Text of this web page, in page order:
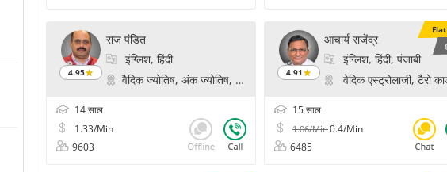
4.95
राज पंडित
इंग्लिश, हिंदी
वैदिक ज्योतिष, अंक ज्योतिष, प्रश्न, साइकोलॉजिकल रीडिंग, हस्तरेखा, फेस रीडिंग
14 साल
1.33/Min
9603
4.91
आचार्य राजेंद्र
इंग्लिश, हिंदी, पंजाबी
वेदिक एस्ट्रोलाजी, टैरो
15 साल
1.06/Min0.4/Min
6485